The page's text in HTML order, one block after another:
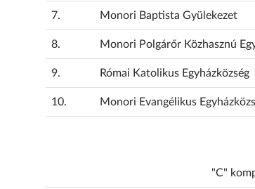
7. Monori Baptista Gyülekezet
8. Monori Polgárőr Közhasznú
9. Római Katolikus Egyházközség
10. Monori Evangélikus
"C"